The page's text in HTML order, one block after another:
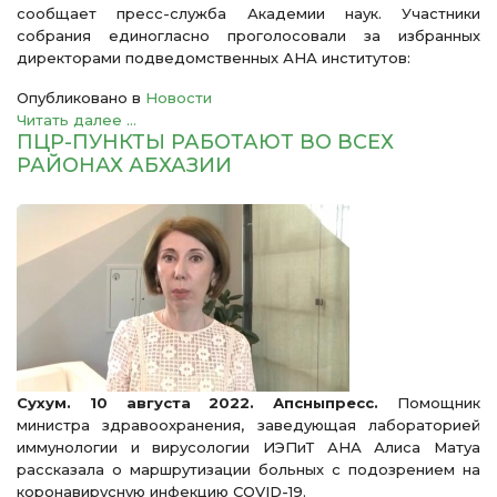
сообщает пресс-служба Академии наук. Участники
собрания единогласно проголосовали за избранных
директорами подведомственных АНА институтов:
Опубликовано в Новости
Читать далее ...
ПЦР-ПУНКТЫ РАБОТАЮТ ВО ВСЕХ
РАЙОНАХ АБХАЗИИ
Сухум. 10 августа 2022. Апсныпресс. Помощник
министра здравоохранения, заведующая лабораторией
иммунологии и вирусологии ИЭПиТ АНА Алиса Матуа
рассказала о маршрутизации больных с подозрением на
коронавирусную инфекцию COVID-19.